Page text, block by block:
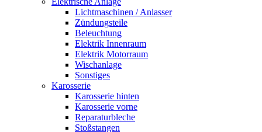
Lichtmaschinen / Anlasser
Zündungsteile
Beleuchtung
Elektrik Innenraum
Elektrik Motorraum
Wischanlage
Sonstiges
Karosserie
Karosserie hinten
Karosserie vorne
Reparaturbleche
Stoßstangen